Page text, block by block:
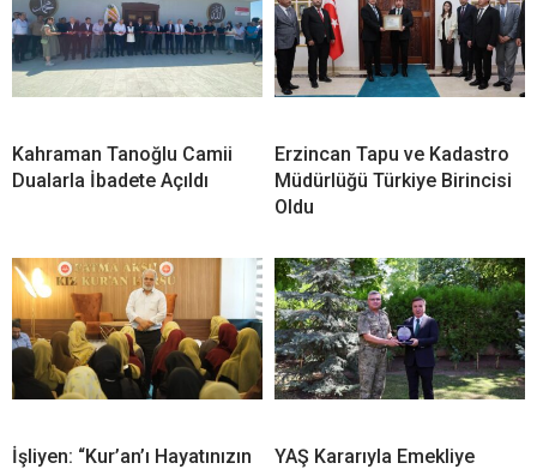
Kahraman Tanoğlu Camii
Dualarla İbadete Açıldı
Erzincan Tapu ve Kadastro
Müdürlüğü Türkiye Birincisi
Oldu
İşliyen: “Kur’an’ı Hayatınızın
YAŞ Kararıyla Emekliye